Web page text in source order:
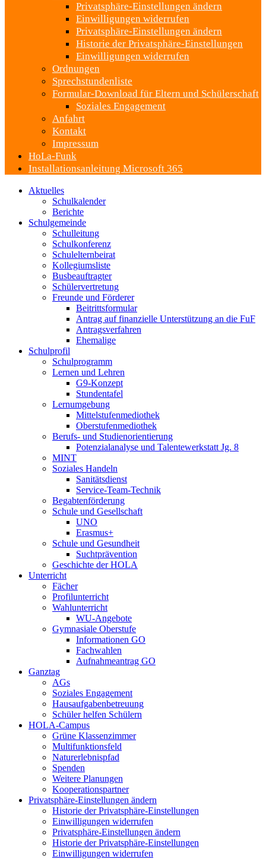
Privatsphäre-Einstellungen ändern
Einwilligungen widerrufen
Privatsphäre-Einstellungen ändern
Historie der Privatsphäre-Einstellungen
Einwilligungen widerrufen
Ordnungen
Sprechstundenliste
Formular-Download für Eltern und Schülerschaft
Soziales Engagement
Anfahrt
Kontakt
Impressum
HoLa-Funk
Installationsanleitung Microsoft 365
Aktuelles
Schulkalender
Berichte
Schulgemeinde
Schulleitung
Schulkonferenz
Schulelternbeirat
Kollegiumsliste
Busbeauftragter
Schülervertretung
Freunde und Förderer
Beitrittsformular
Antrag auf finanzielle Unterstützung an die FuF
Antragsverfahren
Ehemalige
Schulprofil
Schulprogramm
Lernen und Lehren
G9-Konzept
Stundentafel
Lernumgebung
Mittelstufenmediothek
Oberstufenmediothek
Berufs- und Studienorientierung
Potenzialanalyse und Talentewerkstatt Jg. 8
MINT
Soziales Handeln
Sanitätsdienst
Service-Team-Technik
Begabtenförderung
Schule und Gesellschaft
UNO
Erasmus+
Schule und Gesundheit
Suchtprävention
Geschichte der HOLA
Unterricht
Fächer
Profilunterricht
Wahlunterricht
WU-Angebote
Gymnasiale Oberstufe
Informationen GO
Fachwahlen
Aufnahmeantrag GO
Ganztag
AGs
Soziales Engagement
Hausaufgabenbetreuung
Schüler helfen Schülern
HOLA-Campus
Grüne Klassenzimmer
Multifunktionsfeld
Naturerlebnispfad
Spenden
Weitere Planungen
Kooperationspartner
Privatsphäre-Einstellungen ändern
Historie der Privatsphäre-Einstellungen
Einwilligungen widerrufen
Privatsphäre-Einstellungen ändern
Historie der Privatsphäre-Einstellungen
Einwilligungen widerrufen